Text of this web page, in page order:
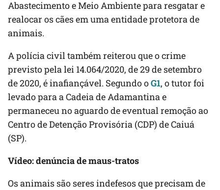
Abastecimento e Meio Ambiente para resgatar e
realocar os cães em uma entidade protetora de
animais.
A polícia civil também reiterou que o crime
previsto pela lei 14.064/2020, de 29 de setembro
de 2020, é inafiançável. Segundo oG1, o tutor foi
levado para a Cadeia de Adamantina e
permaneceu no aguardo de eventual remoção ao
Centro de Detenção Provisória (CDP) de Caiuá
(SP).
Vídeo: denúncia de maus-tratos
Os animais são seres indefesos que precisam de